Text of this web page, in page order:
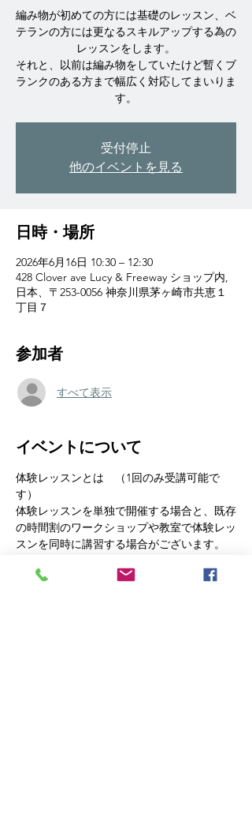
編み物が初めての方には基礎のレッスン、ベ
テランの方には更なるスキルアップする為の
レッスンをします。
それと、以前は編み物をしていたけど暫くブ
ランクのある方まで幅広く対応してまいりま
す。
受付停止
他のイベントを見る
日時・場所
2026年6月16日 10:30 – 12:30
428 Clover ave Lucy & Freeway ショップ内,
日本、〒253-0056 神奈川県茅ヶ崎市共恵１
丁目７
参加者
すべて表示
イベントについて
体験レッスンとは　（1回のみ受講可能で
す）
体験レッスンを単独で開催する場合と、既存
の時間割のワークショップや教室で体験レッ
スンを同時に講習する場合がございます。
編み物が初めての方には基礎のレッスン、ベ